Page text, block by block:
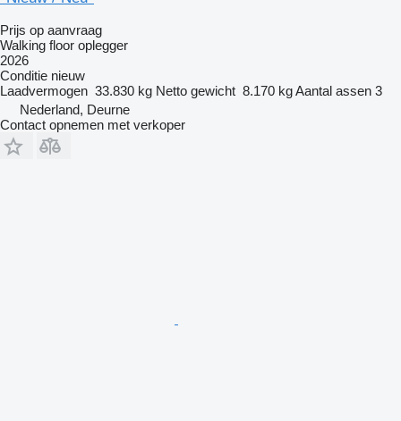
Prijs op aanvraag
Walking floor oplegger
2026
Conditie nieuw
Laadvermogen 33.830 kg Netto gewicht 8.170 kgAantal assen 3
Nederland, Deurne
Contact opnemen met verkoper